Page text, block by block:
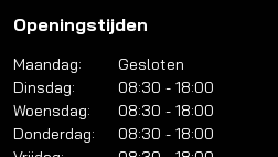
Openingstijden
Maandag:
Gesloten
Dinsdag:
08:30 - 18:00
Woensdag:
08:30 - 18:00
Donderdag:
08:30 - 18:00